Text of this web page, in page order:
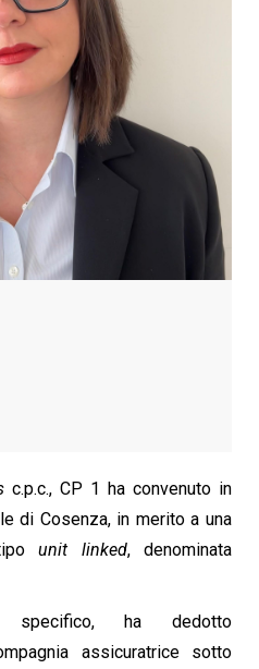
c.p.c., CP 1 ha convenuto in
di Cosenza, in merito a una
unit linked, denominata
specifico, ha dedotto
assicuratrice sotto